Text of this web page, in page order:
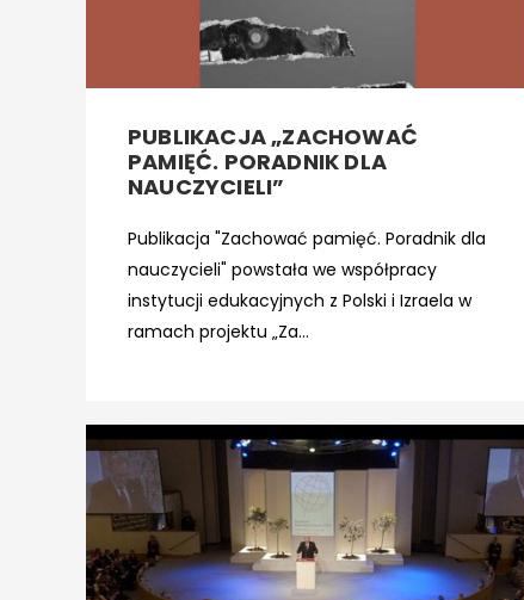
PUBLIKACJA „ZACHOWAĆ
PAMIĘĆ. PORADNIK DLA
NAUCZYCIELI”
Publikacja "Zachować pamięć. Poradnik dla
nauczycieli" powstała we współpracy
instytucji edukacyjnych z Polski i Izraela w
ramach projektu „Za...